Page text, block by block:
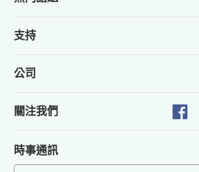
支持
公司
關注我們
時事通訊